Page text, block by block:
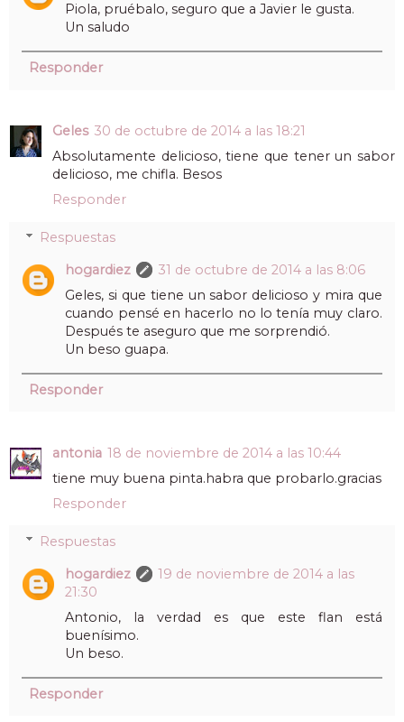
Piola, pruébalo, seguro que a Javier le gusta.
Un saludo
Responder
Geles 30 de octubre de 2014 a las 18:21
Absolutamente delicioso, tiene que tener un sabor
delicioso, me chifla. Besos
Responder
Respuestas
hogardiez
31 de octubre de 2014 a las 8:06
Geles, si que tiene un sabor delicioso y mira que
cuando pensé en hacerlo no lo tenía muy claro.
Después te aseguro que me sorprendió.
Un beso guapa.
Responder
antonia 18 de noviembre de 2014 a las 10:44
tiene muy buena pinta.habra que probarlo.gracias
Responder
Respuestas
hogardiez
19 de noviembre de 2014 a las
21:30
Antonio, la verdad es que este flan está
buenísimo.
Un beso.
Responder